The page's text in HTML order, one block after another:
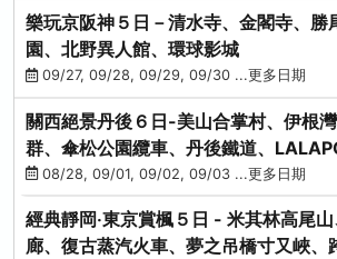
樂玩京阪神５日－清水寺、金閣寺、勝
園、北野異人館、環球影城
09/27, 09/28, 09/29, 09/30 ...更多日期
關西絕景丹後６日-美山合掌村、伊根
群、傘松公園纜車、丹後鐵道、
08/28, 09/01, 09/02, 09/03 ...更多日期
經典靜岡‧東京賞楓５日 - 米其林高尾
廊、復古蒸汽火車、夢之吊橋寸又峽、